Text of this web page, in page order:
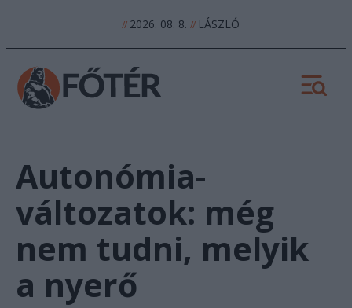
//2026. 08. 8. //LÁSZLÓ
Autonómia-
változatok: még
nem tudni, melyik
a nyerő